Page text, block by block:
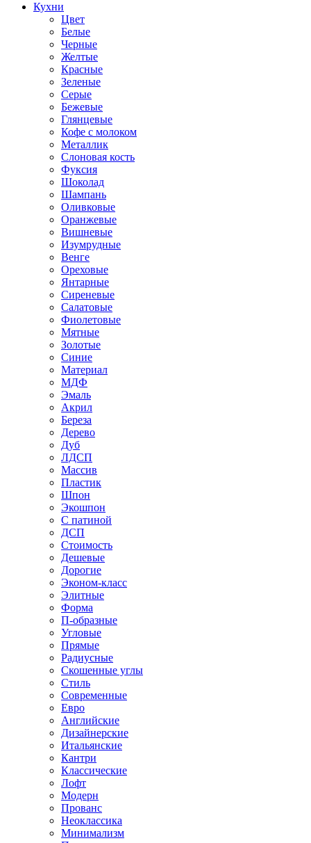
Кухни
Цвет
Белые
Черные
Желтые
Красные
Зеленые
Серые
Бежевые
Глянцевые
Кофе с молоком
Металлик
Слоновая кость
Фуксия
Шоколад
Шампань
Оливковые
Оранжевые
Вишневые
Изумрудные
Венге
Ореховые
Янтарные
Сиреневые
Салатовые
Фиолетовые
Мятные
Золотые
Синие
Материал
МДФ
Эмаль
Акрил
Береза
Дерево
Дуб
ЛДСП
Массив
Пластик
Шпон
Экошпон
С патиной
ДСП
Стоимость
Дешевые
Дорогие
Эконом-класс
Элитные
Форма
П-образные
Угловые
Прямые
Радиусные
Скошенные углы
Стиль
Современные
Евро
Английские
Дизайнерские
Итальянские
Кантри
Классические
Лофт
Модерн
Прованс
Неоклассика
Минимализм